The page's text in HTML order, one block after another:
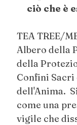
ciò che è
TEA TREE/
Albero della
della
Confini
dell'Anima.
come una
vigile che